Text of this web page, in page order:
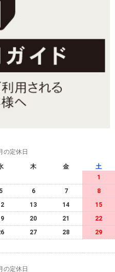
の定休日
木 金
土
1
5 6 7
8
13 14
15
20 21
22
27 28
29
の定休日